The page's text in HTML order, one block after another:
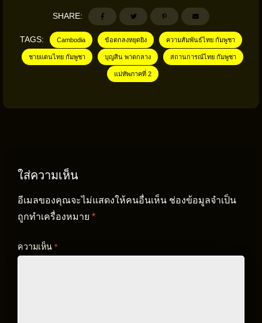
SHARE:
TAGS: Cambodia ข้อตกลงหยุดยิง ความสัมพันธ์ไทย กัมพูชา
ชายแดนไทย กัมพูชา บุญสิน พาดกลาง สถานการณ์ไทย กัมพูชา
แม่ทัพภาคที่ 2
ใส่ความเห็น
อีเมลของคุณจะไม่แสดงให้คนอื่นเห็น ช่องข้อมูลจำเป็น
ถูกทำเครื่องหมาย *
ความเห็น *